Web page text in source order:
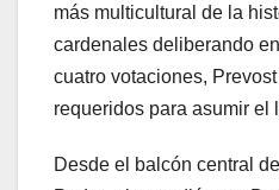
más multicultural de la
cardenales deliberando
cuatro votaciones,
requeridos para asumir el
Desde el balcón central